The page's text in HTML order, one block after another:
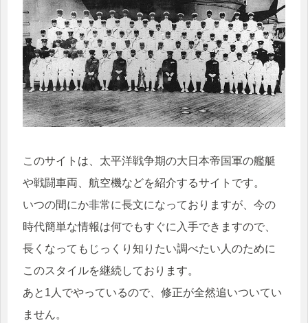
このサイトは、太平洋戦争期の大日本帝国軍の艦艇
や戦闘車両、航空機などを紹介するサイトです。
いつの間にか非常に長文になっておりますが、今の
時代簡単な情報は何でもすぐに入手できますので、
長くなってもじっくり知りたい調べたい人のために
このスタイルを継続しております。
あと1人でやっているので、修正が全然追いついてい
ません。